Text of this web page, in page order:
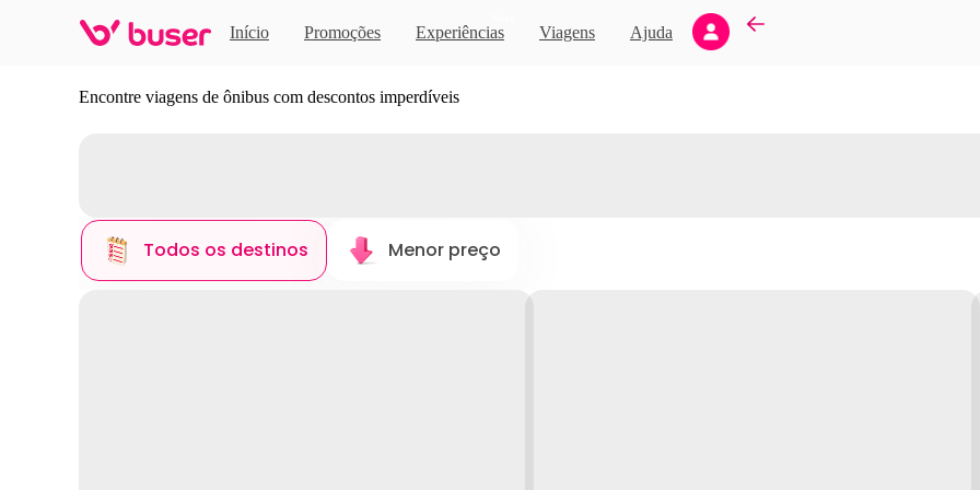
Início Promoções Experiências Viagens Ajuda
Descubra novos destinos
Encontre viagens de ônibus com descontos imperdíveis
Todos os destinos Menor preço